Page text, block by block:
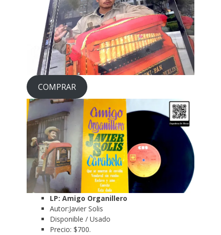
COMPRAR
LP: Amigo Organillero
Autor:Javier Solis
Disponible / Usado
Precio: $700.